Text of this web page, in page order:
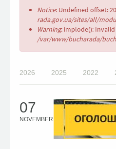
Error
message
Notice: Undefined offset:
rada.gov.ua/sites/all/
Warning: implode():
/var/www/bucharada/
2026 2025 2022
07
NOVEMBER